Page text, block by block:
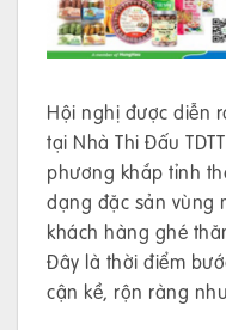
Hội nghị được diễn
tại Nhà Thi Đấu
phương khắp tỉnh
dạng đặc sản vùng
khách hàng ghé
Đây là thời điểm
cận kề, rộn ràng